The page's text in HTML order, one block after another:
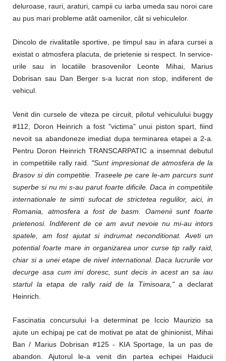
deluroase, rauri, araturi, campii cu iarba umeda sau noroi care
au pus mari probleme atât oamenilor, cât si vehiculelor.
Dincolo de rivalitatile sportive, pe timpul sau in afara cursei a
existat o atmosfera placuta, de prietenie si respect. In service-
urile sau in locatiile brasovenilor Leonte Mihai, Marius
Dobrisan sau Dan Berger s-a lucrat non stop, indiferent de
vehicul.
Venit din cursele de viteza pe circuit, pilotul vehiculului buggy
#112, Doron Heinrich a fost "victima" unui piston spart, fiind
nevoit sa abandoneze imediat dupa terminarea etapei a 2-a.
Pentru Doron Heinrich TRANSCARPATIC a insemnat debutul
in competitiile rally raid. "Sunt impresionat de atmosfera de la
Brasov si din competitie. Traseele pe care le-am parcurs sunt
superbe si nu mi s-au parut foarte dificile. Daca in competitiile
internationale te simti sufocat de strictetea regulilor, aici, in
Romania, atmosfera a fost de basm. Oamenii sunt foarte
prietenosi. Indiferent de ce am avut nevoie nu mi-au intors
spatele, am fost ajutat si indrumat neconditionat. Aveti un
potential foarte mare in organizarea unor curse tip rally raid,
chiar si a unei etape de nivel international. Daca lucrurile vor
decurge asa cum imi doresc, sunt decis in acest an sa iau
startul la etapa de rally raid de la Timisoara,"a declarat
Heinrich.
Fascinatia concursului l-a determinat pe Iccio Maurizio sa
ajute un echipaj pe cat de motivat pe atat de ghinionist, Mihai
Ban / Marius Dobrisan #125 - KIA Sportage, la un pas de
abandon. Ajutorul le-a venit din partea echipei Haiducii